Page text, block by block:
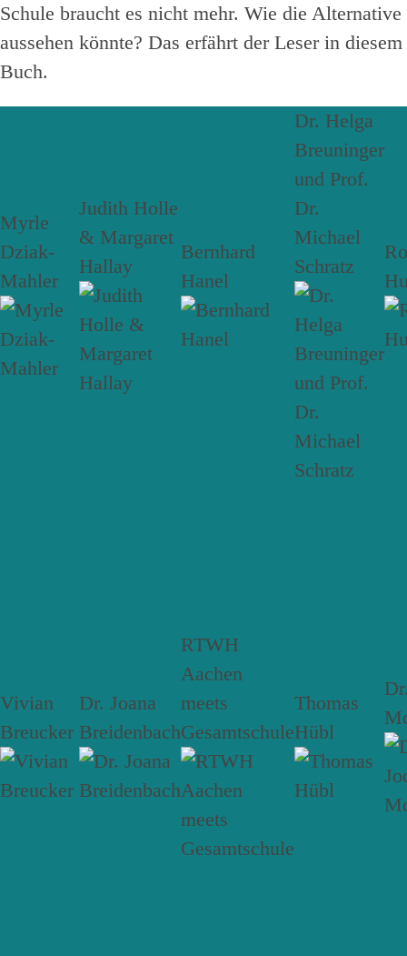
Schule braucht es nicht mehr. Wie die Alternative
aussehen könnte? Das erfährt der Leser in diesem
Buch.
Myrle
Dziak-
Mahler
Judith Holle
& Margaret
Hallay
Bernhard
Hanel
Dr. Helga
Breuninger
und Prof.
Dr.
Michael
Schratz
Vivian
Breucker
Dr. Joana
Breidenbach
RTWH
Aachen
meets
Gesamtschule
Thomas
Hübl